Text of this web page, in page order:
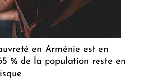
en Arménie est en
% de la population reste en